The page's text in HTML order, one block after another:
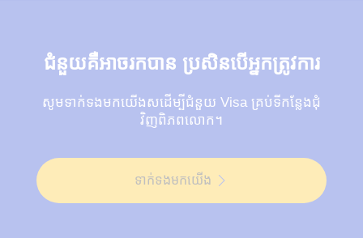
ជំនួយគឺអាចរកបាន ប្រសិនបើអ្នកត្រូវការ
សូមទាក់ទងមកយើងសដើម្បីជំនួយ Visa គ្រប់ទីកន្លែងជុំ
វិញពិភពលោក។
ទាក់ទងមកយើង